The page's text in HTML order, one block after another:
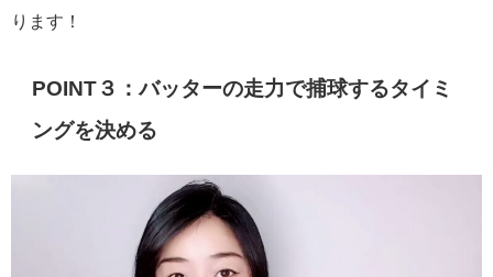
ります！
POINT３：バッターの走力で捕球するタイミ
ングを決める